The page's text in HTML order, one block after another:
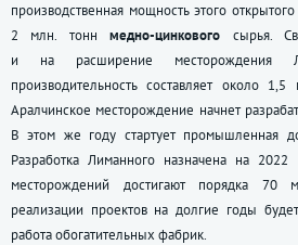
производственная мощность этого
2 млн. тоннмедно-цинкового сырья.
и на расширение месторождения
производительность составляет около
Аралчинское месторождение начнет
В этом же году стартует промышленная
Разработка Лиманного назначена на
месторождений достигают порядка
реализации проектов на долгие годы
работа обогатительных фабрик.